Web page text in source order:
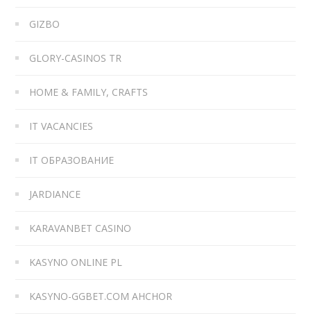
GIZBO
GLORY-CASINOS TR
HOME & FAMILY, CRAFTS
IT VACANCIES
IT ОБРАЗОВАНИЕ
JARDIANCE
KARAVANBET CASINO
KASYNO ONLINE PL
KASYNO-GGBET.COM AHCHOR